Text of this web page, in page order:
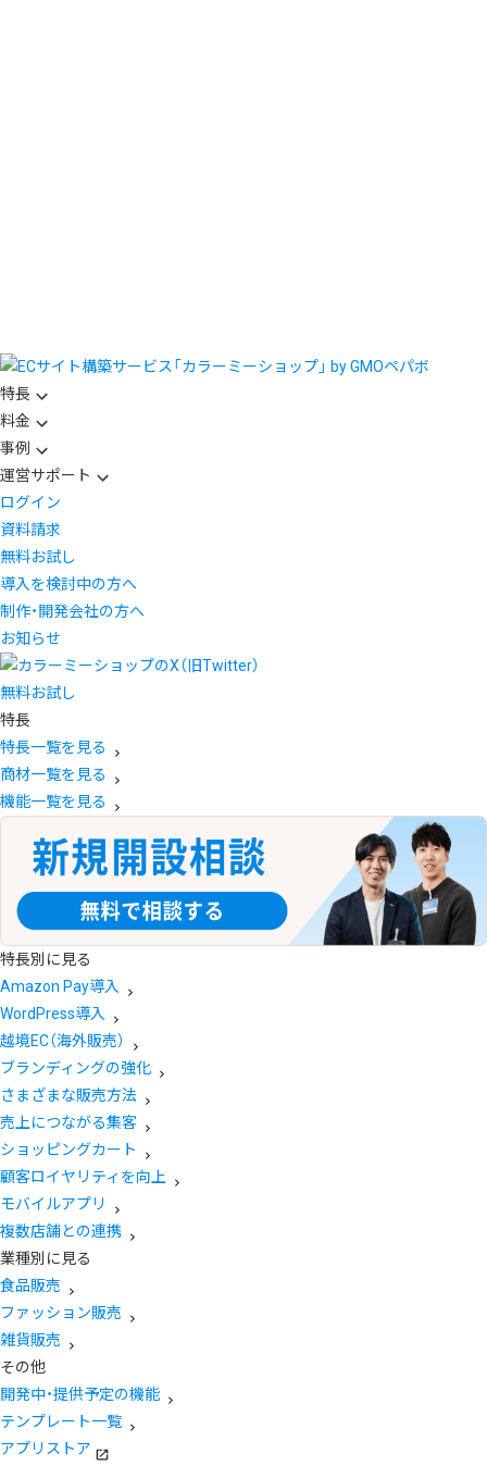
特長
料金
事例
運営サポート
ログイン
資料請求
無料お試し
導入を検討中の方へ
制作・開発会社の方へ
お知らせ
無料お試し
特長
特長一覧を見る
商材一覧を見る
機能一覧を見る
特長別に見る
Amazon Pay導入
WordPress導入
越境EC（海外販売）
ブランディングの強化
さまざまな販売方法
売上につながる集客
ショッピングカート
顧客ロイヤリティを向上
モバイルアプリ
複数店舗との連携
業種別に見る
食品販売
ファッション販売
雑貨販売
その他
開発中・提供予定の機能
テンプレート一覧
アプリストア